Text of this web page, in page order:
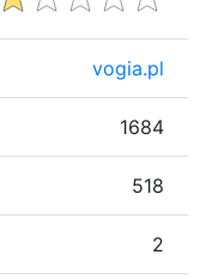
vogia.pl
1684
518
2